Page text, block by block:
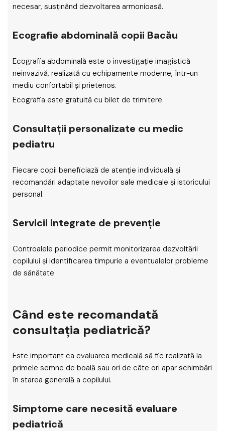
necesar, susținând dezvoltarea armonioasă.
Ecografie abdominală copii Bacău
Ecografia abdominală este o investigație imagistică
neinvazivă, realizată cu echipamente moderne, într-un
mediu confortabil și prietenos.
Ecografia este gratuită cu bilet de trimitere.
Consultații personalizate cu medic
pediatru
Fiecare copil beneficiază de atenție individuală și
recomandări adaptate nevoilor sale medicale și istoricului
personal.
Servicii integrate de prevenție
Controalele periodice permit monitorizarea dezvoltării
copilului și identificarea timpurie a eventualelor probleme
de sănătate.
Când este recomandată
consultația pediatrică?
Este important ca evaluarea medicală să fie realizată la
primele semne de boală sau ori de câte ori apar schimbări
în starea generală a copilului.
Simptome care necesită evaluare
pediatrică